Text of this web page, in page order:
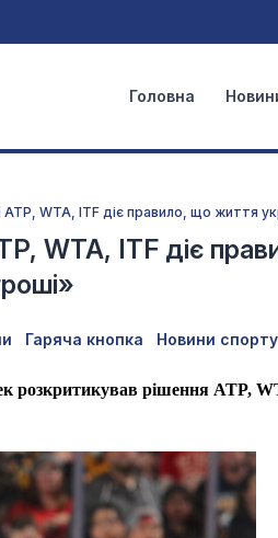
Головна
WTA, ITF діє правило, що життя
WTA, ITF діє
Гаряча кнопка Новини спорту
розкритикував рішення ATP,